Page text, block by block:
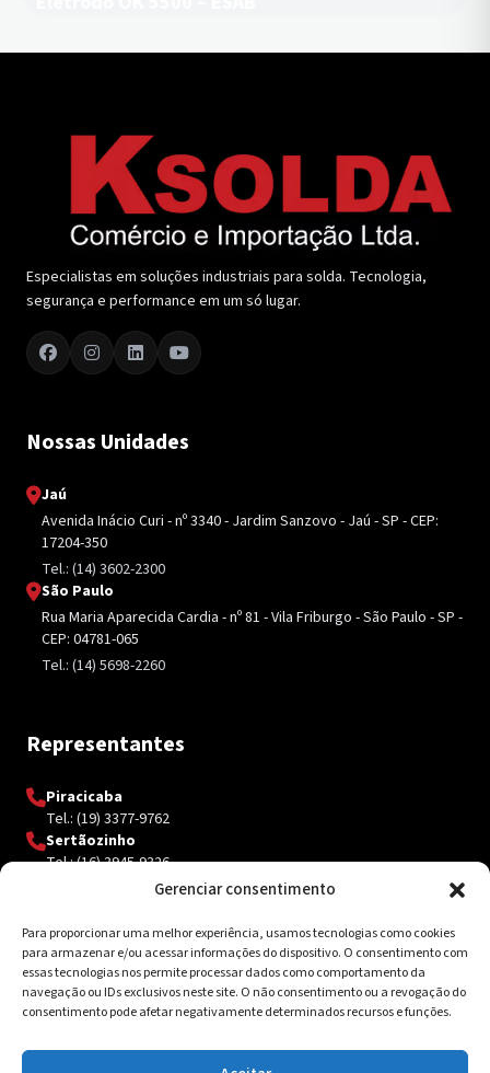
Gerenciar consentimento
Para proporcionar uma melhor experiência, usamos tecnologias como cookies
para armazenar e/ou acessar informações do dispositivo. O consentimento com
essas tecnologias nos permite processar dados como comportamento da
navegação ou IDs exclusivos neste site. O não consentimento ou a revogação do
consentimento pode afetar negativamente determinados recursos e funções.
Especialistas em soluções industriais para solda. Tecnologia,
segurança e performance em um só lugar.
Nossas Unidades
Jaú
Avenida Inácio Curi - nº 3340 - Jardim Sanzovo - Jaú - SP - CEP:
17204-350
Tel.: (14) 3602-2300
São Paulo
Rua Maria Aparecida Cardia - nº 81 - Vila Friburgo - São Paulo - SP -
CEP: 04781-065
Tel.: (14) 5698-2260
Representantes
Piracicaba
Tel.: (19) 3377-9762
Sertãozinho
Tel.: (16) 3945-9326
Contato
Av. Inácio Curi, 3340 Jardim Sanzovo CEP: 17.204-350
(14) 98159-0142